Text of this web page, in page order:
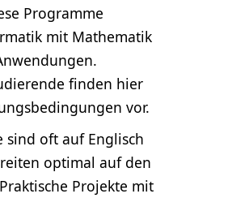
Programme
mit Mathematik
finden hier
vor.
sind oft auf Englisch
optimal auf den
Projekte mit